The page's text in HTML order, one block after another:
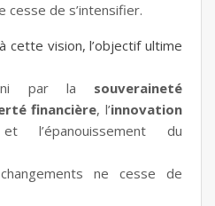
cesse de s’intensifier.
cette vision, l’objectif ultime
par la souveraineté
financière, l’innovation
l’épanouissement du
ne cesse de